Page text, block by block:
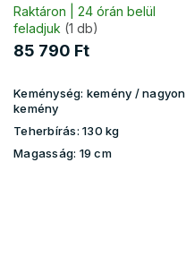
Raktáron | 24 órán belül
feladjuk (1 db)
85 790 Ft
Keménység: kemény / nagyon
kemény
Teherbírás: 130 kg
Magasság: 19 cm